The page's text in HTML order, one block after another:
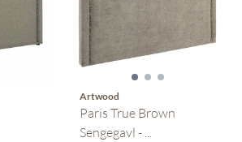
Artwood
Paris True Brown
Sengegavl - ...